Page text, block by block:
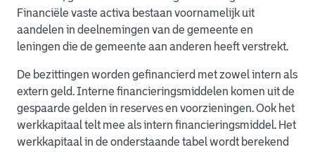
Financiële vaste activa bestaan voornamelijk uit
aandelen in deelnemingen van de gemeente en
leningen die de gemeente aan anderen heeft verstrekt.
De bezittingen worden gefinancierd met zowel intern als
extern geld. Interne financieringsmiddelen komen uit de
gespaarde gelden in reserves en voorzieningen. Ook het
werkkapitaal telt mee als intern financieringsmiddel. Het
werkkapitaal in de onderstaande tabel wordt berekend